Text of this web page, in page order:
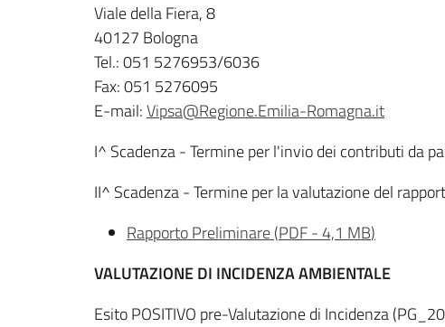
Viale della Fiera, 8
40127 Bologna
Tel.: 051 5276953/6036
Fax: 051 5276095
E-mail:Vipsa@Regione.Emilia-Romagna.it
I^ Scadenza - Termine per l'invio dei contributi da
II^ Scadenza - Termine per la valutazione del
Rapporto Preliminare(PDF-4,1 MB)
VALUTAZIONE DI INCIDENZA AMBIENTALE
Esito POSITIVO pre-Valutazione di Incidenza